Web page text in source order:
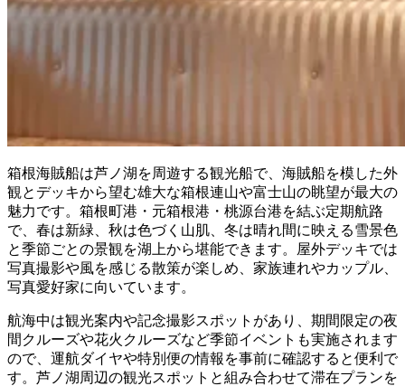
箱根海賊船は芦ノ湖を周遊する観光船で、海賊船を模した外
観とデッキから望む雄大な箱根連山や富士山の眺望が最大の
魅力です。箱根町港・元箱根港・桃源台港を結ぶ定期航路
で、春は新緑、秋は色づく山肌、冬は晴れ間に映える雪景色
と季節ごとの景観を湖上から堪能できます。屋外デッキでは
写真撮影や風を感じる散策が楽しめ、家族連れやカップル、
写真愛好家に向いています。
航海中は観光案内や記念撮影スポットがあり、期間限定の夜
間クルーズや花火クルーズなど季節イベントも実施されます
ので、運航ダイヤや特別便の情報を事前に確認すると便利で
す。芦ノ湖周辺の観光スポットと組み合わせて滞在プランを